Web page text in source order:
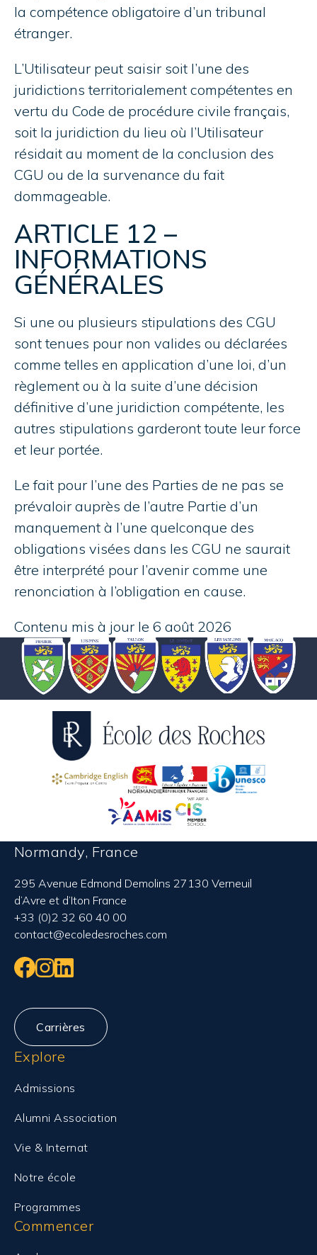
la compétence obligatoire d’un tribunal
étranger.
L’Utilisateur peut saisir soit l’une des
juridictions territorialement compétentes en
vertu du Code de procédure civile français,
soit la juridiction du lieu où l’Utilisateur
résidait au moment de la conclusion des
CGU ou de la survenance du fait
dommageable.
ARTICLE 12 –
INFORMATIONS
GÉNÉRALES
Si une ou plusieurs stipulations des CGU
sont tenues pour non valides ou déclarées
comme telles en application d’une loi, d’un
règlement ou à la suite d’une décision
définitive d’une juridiction compétente, les
autres stipulations garderont toute leur force
et leur portée.
Le fait pour l’une des Parties de ne pas se
prévaloir auprès de l’autre Partie d’un
manquement à l’une quelconque des
obligations visées dans les CGU ne saurait
être interprété pour l’avenir comme une
renonciation à l’obligation en cause.
Contenu mis à jour le 6 août 2026
Normandy, France
295 Avenue Edmond Demolins 27130 Verneuil
d’Avre et d’Iton France
+33 (0)2 32 60 40 00
contact@ecoledesroches.com
Carrières
Explore
Admissions
Alumni Association
Vie & Internat
Notre école
Programmes
Commencer